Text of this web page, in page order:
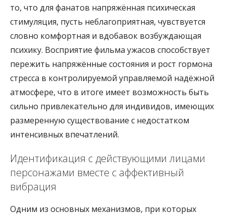
то, что для фанатов напряжённая психическая
стимуляция, пусть неблагоприятная, чувствуется
словно комфортная и вдобавок возбуждающая
психику. Восприятие фильма ужасов способствует
пережить напряжённые состояния и рост гормона
стресса в контролируемой управляемой надёжной
атмосфере, что в итоге имеет возможность быть
сильно привлекательно для индивидов, имеющих
размеренную существование с недостатком
интенсивных впечатлений.
Идентификация с действующими лицами
персонажами вместе с аффективный
вибрация
Одним из основных механизмов, при которых